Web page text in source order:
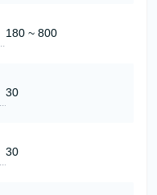
180 ~ 800
30
30